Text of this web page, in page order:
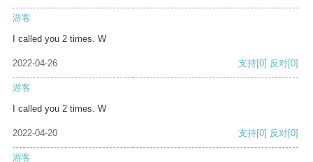
游客
I called you 2 times. W
2022-04-26 支持[0] 反对[0]
游客
I called you 2 times. W
2022-04-20 支持[0] 反对[0]
游客